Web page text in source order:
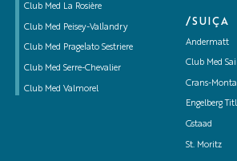
Club Med La Rosière
Club Med Peisey-Vallandry
Club Med Pragelato Sestriere
Club Med Serre-Chevalier
Club Med Valmorel
/SUIÇA
Andermatt
Club Med
Crans-
Engelberg
Gstaad
St. Moritz